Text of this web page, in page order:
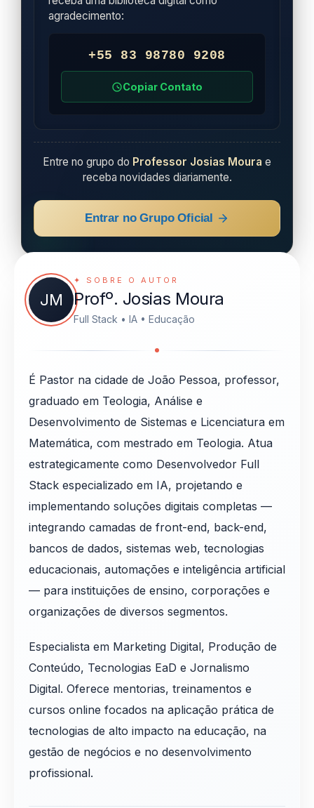
agradecimento:
+55 83 98780 9208
Copiar Contato
Entre no grupo do Professor Josias Moura e
receba novidades diariamente.
Entrar no Grupo Oficial
JM
✦ SOBRE O AUTOR
Profº. Josias Moura
Full Stack • IA • Educação
É Pastor na cidade de João Pessoa, professor,
graduado em Teologia, Análise e
Desenvolvimento de Sistemas e Licenciatura em
Matemática, com mestrado em Teologia. Atua
estrategicamente como Desenvolvedor Full
Stack especializado em IA, projetando e
implementando soluções digitais completas —
integrando camadas de front-end, back-end,
bancos de dados, sistemas web, tecnologias
educacionais, automações e inteligência artificial
— para instituições de ensino, corporações e
organizações de diversos segmentos.
Especialista em Marketing Digital, Produção de
Conteúdo, Tecnologias EaD e Jornalismo
Digital. Oferece mentorias, treinamentos e
cursos online focados na aplicação prática de
tecnologias de alto impacto na educação, na
gestão de negócios e no desenvolvimento
profissional.